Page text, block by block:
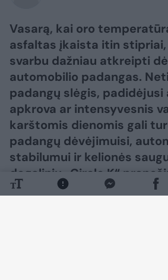
Vasarą, kai oro
asfaltas įkaista itin
svarbu dažniau atkreipti
automobilio padangas.
padangų slėgis,
apkrova ar intensyvesnis
karštomis dienomis gali
padangų dėvėjimuisi,
stabilumui ir kelionės
degalinių „Circle K“
žiniasklaidai.